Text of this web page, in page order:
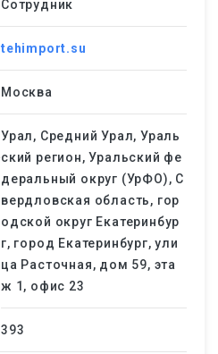
Сотрудник
tehimport.su
Москва
Урал, Средний Урал, Ураль
ский регион, Уральский фе
деральный округ (УрФО), С
вердловская область, гор
одской округ Екатеринбур
г, город Екатеринбург, ули
ца Расточная, дом 59, эта
ж 1, офис 23
393